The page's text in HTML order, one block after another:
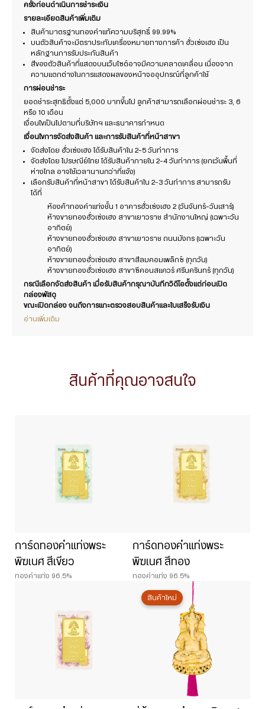
ครั้งก่อนดำเนินการชำระเงิน
รายละเอียดสินค้าเพิ่มเติม
สินค้ามาตรฐานทองคำแท้ความบริสุทธิ์ 99.99%
บนตัวสินค้าจะมีตราประทับเครื่องหมายทางการค้า ฮั่วเซ่งเฮง เป็น
หลักฐานการรับประกันสินค้า
สีของตัวสินค้าที่แสดงบนเว็บไซต์อาจมีความคลาดเคลื่อน เนื่องจาก
ความแตกต่างในการแสดงผลของหน้าจออุปกรณ์ที่ลูกค้าใช้
การผ่อนชำระ
ยอดชำระสุทธิตั้งแต่ 5,000 บาทขึ้นไป ลูกค้าสามารถเลือกผ่อนชำระ 3, 6
หรือ 10 เดือน
เงื่อนไขเป็นไปตามที่บริษัทฯ และธนาคารกำหนด
เงื่อนไขการจัดส่งสินค้า และการรับสินค้าที่หน้าสาขา
จัดส่งโดย ฮั่วเซ่งเฮง ได้รับสินค้าใน 2-5 วันทำการ
จัดส่งโดย ไปรษณีย์ไทย ได้รับสินค้าภายใน 2-4 วันทำการ (ยกเว้นพื้นที่
ห่างไกล อาจใช้เวลานานกว่าที่แจ้ง)
เลือกรับสินค้าที่หน้าสาขา ได้รับสินค้าใน 2-3 วันทำการ สามารถรับ
ได้ที่
ห้องค้าทองคำแท่งชั้น 1 อาคารฮั่วเซ่งเฮง 2 (วันจันทร์-วันเสาร์)
ห้างขายทองฮั่วเซ่งเฮง สาขาเยาวราช สำนักงานใหญ่ (เฉพาะวัน
อาทิตย์)
ห้างขายทองฮั่วเซ่งเฮง สาขาเยาวราช ถนนมังกร (เฉพาะวัน
อาทิตย์)
ห้างขายทองฮั่วเซ่งเฮง สาขาสีลมคอมเพล็กซ์ (ทุกวัน)
ห้างขายทองฮั่วเซ่งเฮง สาขาซีคอนสแควร์ ศรีนครินทร์ (ทุกวัน)
กรณีเลือกจัดส่งสินค้า เมื่อรับสินค้ากรุณาบันทึกวิดีโอตั้งแต่ก่อนเปิด
กล่องพัสดุ
ขณะเปิดกล่อง จนถึงการแกะตรวจสอบสินค้าและใบเสร็จรับเงิน
อ่านเพิ่มเติม
สินค้าที่คุณอาจสนใจ
การ์ดทองคำแท่งพระ
พิฆเนศ สีเขียว
ทองคำแท่ง 96.5%
การ์ดทองคำแท่งพระ
พิฆเนศ สีทอง
ทองคำแท่ง 96.5%
สินค้าใหม่